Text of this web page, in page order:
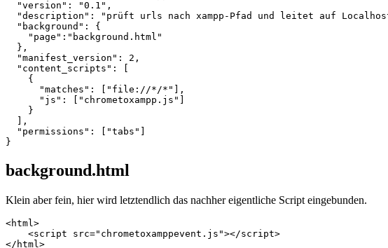
  "version": "0.1",
"description": "prüft urls nach xampp-Pfad und leitet auf
  "background": {
    "page":"background.html"
  },
  "manifest_version": 2,
  "content_scripts": [
    {
      "matches": ["file://*/*"],
      "js": ["chrometoxampp.js"]
    }
  ],
  "permissions": ["tabs"]
}
background.html
Klein aber fein, hier wird letztendlich das nachher eigentliche Script eingebunden.
<html>
    <script src="chrometoxamppevent.js"></script>
</html>